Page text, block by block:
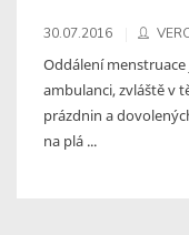
30.07.2016
Oddálení
ambulanci, zvláště v
prázdnin a
na plá ...